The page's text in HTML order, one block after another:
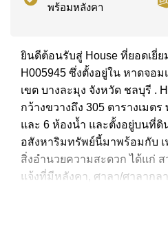
พร้อมหลังคา
ยินดีต้อนรับสู่ House ที่ยอดเยี่ย
H005945 ซึ่งตั้งอยู่ใน หาดจอ
เขต บางละมุง จังหวัด ชลบุรี .
กว้างขวางถึง 305 ตารางเมต
และ 6 ห้องน้ำ และตั้งอยู่บนที่ดิ
อสังหาริมทรัพย์นี้มาพร้อมกับ เ
สิ่งอำนวยความสะดวก ได้แก่ ส
แจ้งที่มีหลังคา, ศาลา/ศาลากล
อสังหาริมทรัพย์นี้สามารถใช้
อสังหาริมทรัพย์นี้เปิดให้เช่าระ